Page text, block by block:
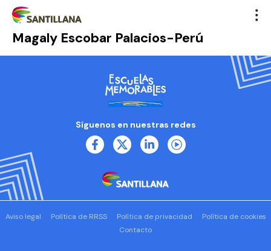
Magaly Escobar Palacios-Perú
Síguenos en nuestras redes
Aviso legal Política de RRSS Política de privacidad
Política de cookies
Contacto